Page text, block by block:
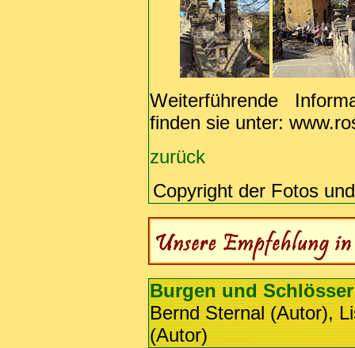
Weiterführende
finden sie unter:
zurück
Copyright der Fotos
Burgen und
Bernd Sternal (Autor),
(Autor)